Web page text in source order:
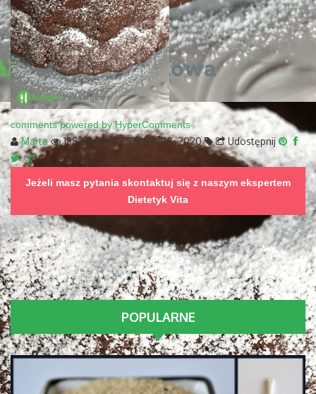
comments powered by HyperComments
Marta 188 wyświetleń kwi 10, 2020 Udostępnij
Jeżeli masz pytania skontaktuj się z naszym ekspertem
Dietetyk Vita
POPULARNE